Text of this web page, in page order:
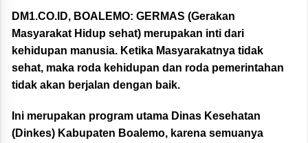
DM1.CO.ID, BOALEMO: GERMAS (Gerakan
Masyarakat Hidup sehat) merupakan inti dari
kehidupan manusia. Ketika Masyarakatnya tidak
sehat, maka roda kehidupan dan roda pemerintahan
tidak akan berjalan dengan baik.
Ini merupakan program utama Dinas Kesehatan
(Dinkes) Kabupaten Boalemo, karena semuanya